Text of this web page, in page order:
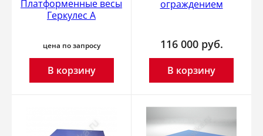
Платформенные весы
Геркулес А
цена по запросу
В корзину
ограждением
116 000 руб.
В корзину